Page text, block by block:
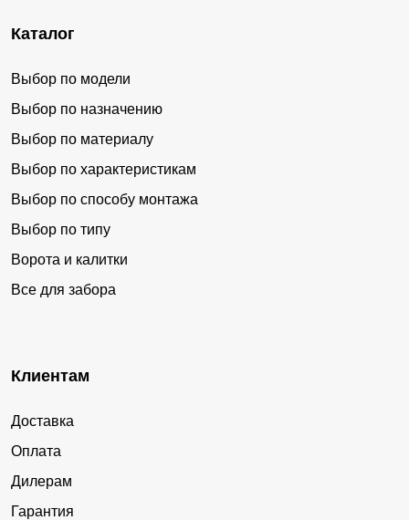
Каталог
Выбор по модели
Выбор по назначению
Выбор по материалу
Выбор по характеристикам
Выбор по способу монтажа
Выбор по типу
Ворота и калитки
Все для забора
Клиентам
Доставка
Оплата
Дилерам
Гарантия